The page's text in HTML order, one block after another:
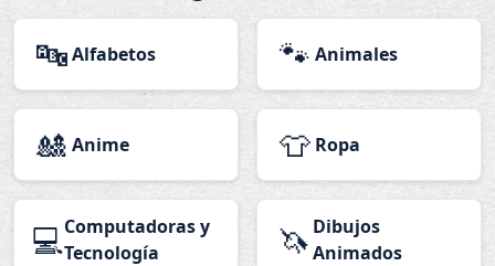
🔤Alfabetos 🐾 Animales
🎎 Anime 👕 Ropa
💻Computadoras y
Tecnología
🦄 Dibujos
Animados